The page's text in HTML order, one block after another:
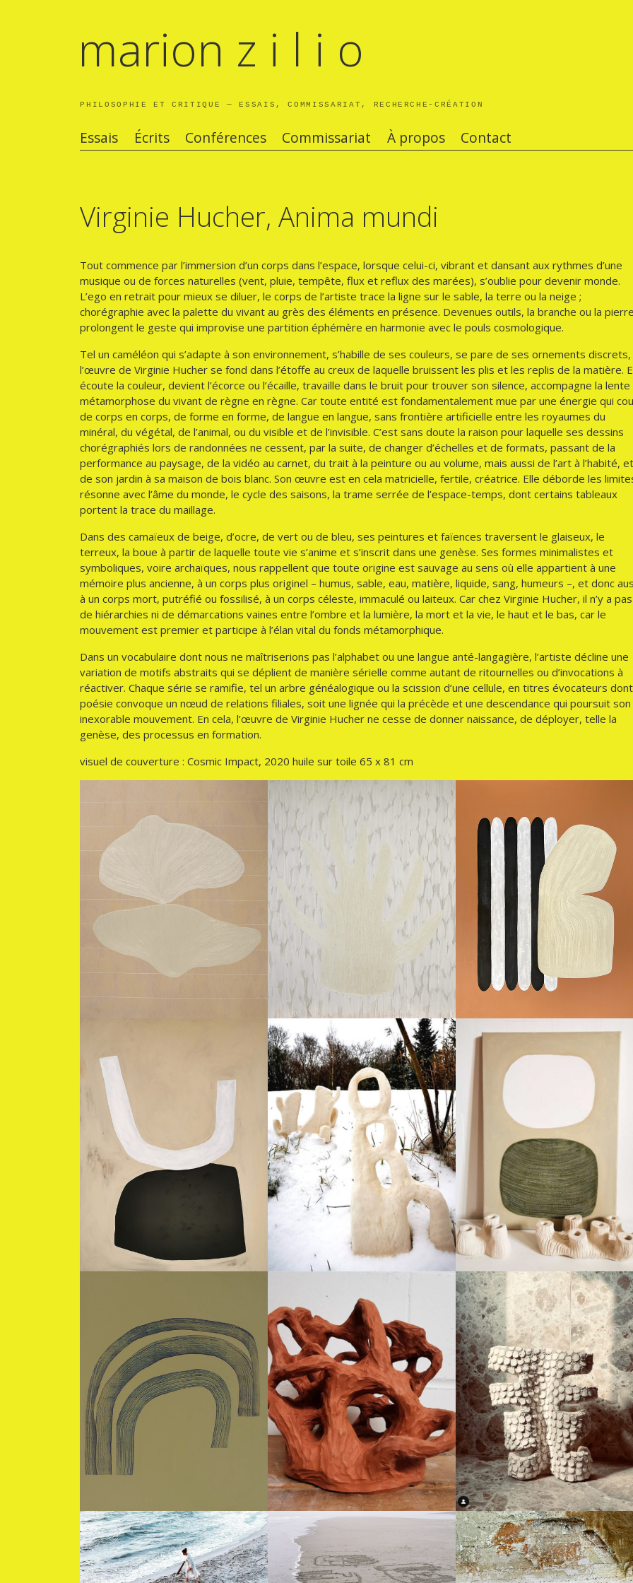
marion z i l i o
PHILOSOPHIE ET CRITIQUE — ESSAIS, COMMISSARIAT, RECHERCHE-CRÉATION
Essais Écrits Conférences Commissariat À propos Contact
Virginie Hucher, Anima mundi
Tout commence par l’immersion d’un corps dans l’espace, lorsque celui-ci, vibrant et dansant aux rythmes d’une
musique ou de forces naturelles (vent, pluie, tempête, flux et reflux des marées), s’oublie pour devenir monde.
L’ego en retrait pour mieux se diluer, le corps de l’artiste trace la ligne sur le sable, la terre ou la neige ;
chorégraphie avec la palette du vivant au grès des éléments en présence. Devenues outils, la branche ou la
prolongent le geste qui improvise une partition éphémère en harmonie avec le pouls cosmologique.
Tel un caméléon qui s’adapte à son environnement, s’habille de ses couleurs, se pare de ses ornements discrets,
l’œuvre de Virginie Hucher se fond dans l’étoffe au creux de laquelle bruissent les plis et les replis de la matière.
écoute la couleur, devient l’écorce ou l’écaille, travaille dans le bruit pour trouver son silence, accompagne la lente
métamorphose du vivant de règne en règne. Car toute entité est fondamentalement mue par une énergie qui
de corps en corps, de forme en forme, de langue en langue, sans frontière artificielle entre les royaumes du
minéral, du végétal, de l’animal, ou du visible et de l’invisible. C’est sans doute la raison pour laquelle ses dessins
chorégraphiés lors de randonnées ne cessent, par la suite, de changer d’échelles et de formats, passant de la
performance au paysage, de la vidéo au carnet, du trait à la peinture ou au volume, mais aussi de l’art à l’habité,
de son jardin à sa maison de bois blanc. Son œuvre est en cela matricielle, fertile, créatrice. Elle déborde les
résonne avec l’âme du monde, le cycle des saisons, la trame serrée de l’espace-temps, dont certains tableaux
portent la trace du maillage.
Dans des camaïeux de beige, d’ocre, de vert ou de bleu, ses peintures et faïences traversent le glaiseux, le
terreux, la boue à partir de laquelle toute vie s’anime et s’inscrit dans une genèse. Ses formes minimalistes et
symboliques, voire archaïques, nous rappellent que toute origine est sauvage au sens où elle appartient à une
mémoire plus ancienne, à un corps plus originel – humus, sable, eau, matière, liquide, sang, humeurs –, et donc
à un corps mort, putréfié ou fossilisé, à un corps céleste, immaculé ou laiteux. Car chez Virginie Hucher, il n’y a pas
de hiérarchies ni de démarcations vaines entre l’ombre et la lumière, la mort et la vie, le haut et le bas, car le
mouvement est premier et participe à l’élan vital du fonds métamorphique.
Dans un vocabulaire dont nous ne maîtriserions pas l’alphabet ou une langue anté-langagière, l’artiste décline une
variation de motifs abstraits qui se déplient de manière sérielle comme autant de ritournelles ou d’invocations à
réactiver. Chaque série se ramifie, tel un arbre généalogique ou la scission d’une cellule, en titres évocateurs
poésie convoque un nœud de relations filiales, soit une lignée qui la précède et une descendance qui poursuit son
inexorable mouvement. En cela, l’œuvre de Virginie Hucher ne cesse de donner naissance, de déployer, telle la
genèse, des processus en formation.
visuel de couverture : Cosmic Impact, 2020 huile sur toile 65 x 81 cm